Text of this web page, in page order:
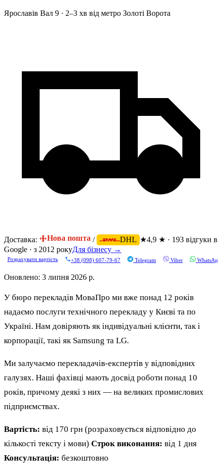
Ярославів Вал 9 · 2–3 хв від метро Золоті Ворота
Доставка: Нова пошта / DHL ★4,9 ★ · 193 відгуки в
Google · з 2012 рокуДля бізнесу →
Розрахувати вартість +38 (098) 607-79-67 Telegram Viber WhatsApp
Оновлено: 3 липня 2026 р.
У бюро перекладів МоваПро ми вже понад 12 років
надаємо послуги технічного перекладу у Києві та по
Україні. Нам довіряють як індивідуальні клієнти, так і
корпорації, такі як Samsung та LG.
Ми залучаємо перекладачів-експертів у відповідних
галузях. Наші фахівці мають досвід роботи понад 10
років, причому деякі з них — на великих промислових
підприємствах.
Вартість: від 170 грн (розраховується відповідно до
кількості тексту і мови) Строк виконання: від 1 дня
Консультація: безкоштовно